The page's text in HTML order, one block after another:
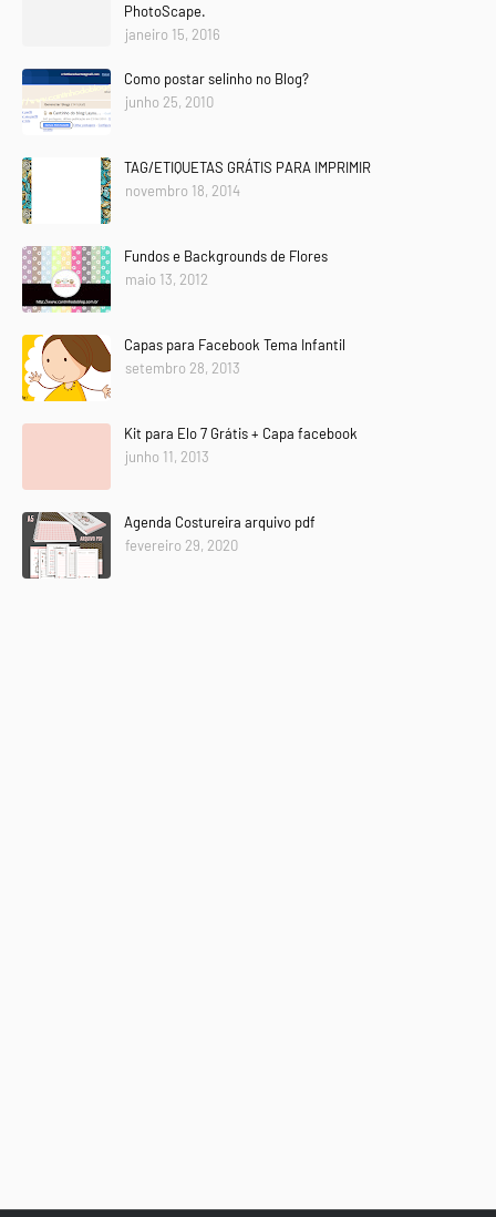
PhotoScape.
janeiro 15, 2016
Como postar selinho no Blog?
junho 25, 2010
TAG/ETIQUETAS GRÁTIS PARA IMPRIMIR
novembro 18, 2014
Fundos e Backgrounds de Flores
maio 13, 2012
Capas para Facebook Tema Infantil
setembro 28, 2013
Kit para Elo 7 Grátis + Capa facebook
junho 11, 2013
Agenda Costureira arquivo pdf
fevereiro 29, 2020